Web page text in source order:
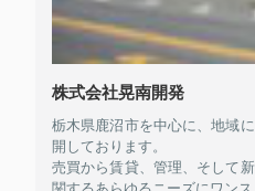
株式会社晃南開発
栃木県鹿沼市を中心に、地域
開しております。
売買から賃貸、管理、そして